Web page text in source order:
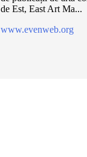
de Est, East Art Ma...
www.evenweb.org